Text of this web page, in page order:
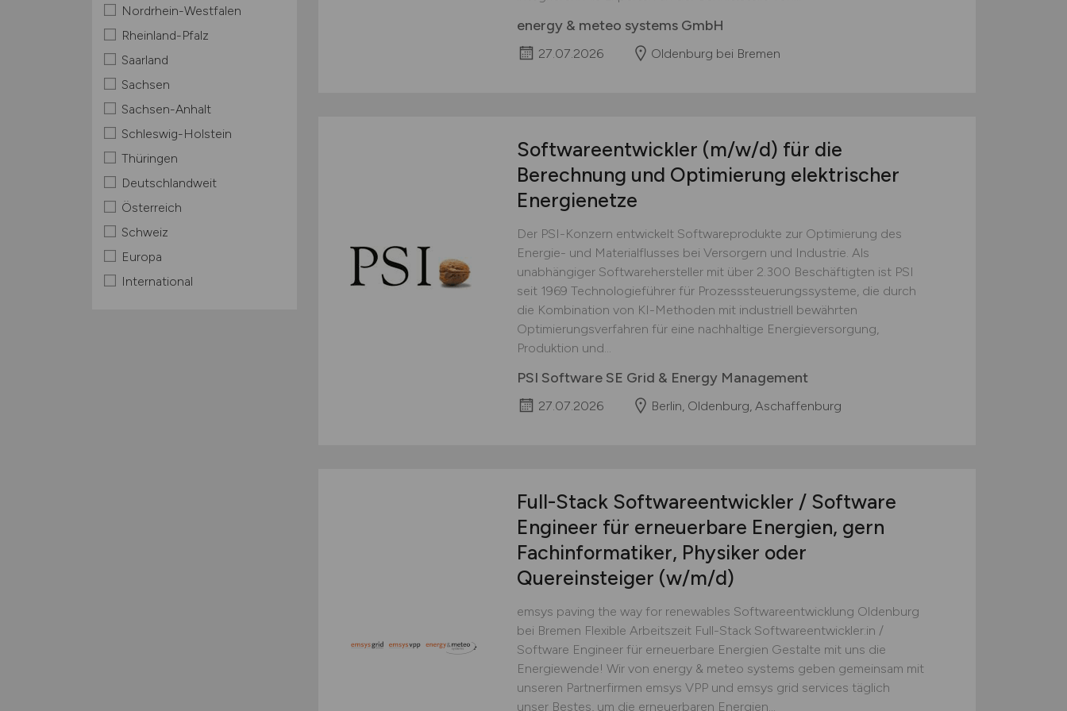
Nordrhein-Westfalen
Rheinland-Pfalz
Saarland
Sachsen
Sachsen-Anhalt
Schleswig-Holstein
Thüringen
Deutschlandweit
Österreich
Schweiz
Europa
International
energy & meteo systems GmbH
27.07.2026 Oldenburg bei Bremen
Softwareentwickler (m/w/d) für die
Berechnung und Optimierung elektrischer
Energienetze
Der PSI-Konzern entwickelt Softwareprodukte zur Optimierung des
Energie- und Materialflusses bei Versorgern und Industrie. Als
unabhängiger Softwarehersteller mit über 2.300 Beschäftigten ist PSI
seit 1969 Technologieführer für Prozesssteuerungssysteme, die durch
die Kombination von KI-Methoden mit industriell bewährten
Optimierungsverfahren für eine nachhaltige Energieversorgung,
Produktion und...
PSI Software SE Grid & Energy Management
27.07.2026 Berlin, Oldenburg, Aschaffenburg
Full-Stack Softwareentwickler / Software
Engineer für erneuerbare Energien, gern
Fachinformatiker, Physiker oder
Quereinsteiger (w/m/d)
emsys paving the way for renewables Softwareentwicklung Oldenburg
bei Bremen Flexible Arbeitszeit Full-Stack Softwareentwickler:in /
Software Engineer für erneuerbare Energien Gestalte mit uns die
Energiewende! Wir von energy & meteo systems geben gemeinsam mit
unseren Partnerfirmen emsys VPP und emsys grid services täglich
unser Bestes, um die erneuerbaren Energien...